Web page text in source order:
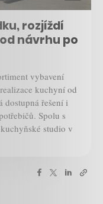
rozjíždí
návrhu po
vybavení
kuchyní od
dostupná řešení i
Spolu s
studio v